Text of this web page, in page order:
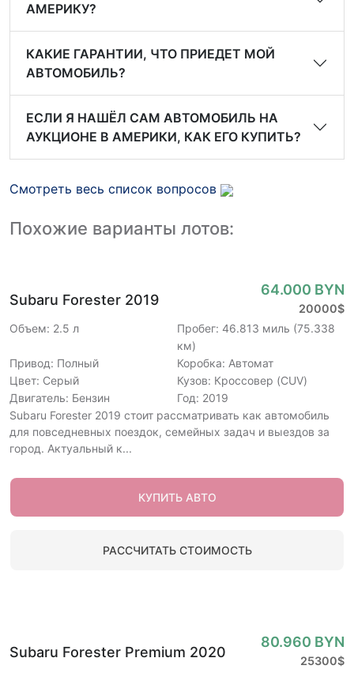
АМЕРИКУ?
КАКИЕ ГАРАНТИИ, ЧТО ПРИЕДЕТ МОЙ
АВТОМОБИЛЬ?
ЕСЛИ Я НАШЁЛ САМ АВТОМОБИЛЬ НА
АУКЦИОНЕ В АМЕРИКИ, КАК ЕГО КУПИТЬ?
Смотреть весь список вопросов
Похожие варианты лотов:
Subaru Forester 2019
64.000 BYN
20000$
Объем: 2.5 л
Пробег: 46.813 миль (75.338
км)
Привод: Полный
Коробка: Автомат
Цвет: Серый
Кузов: Кроссовер (CUV)
Двигатель: Бензин
Год: 2019
Subaru Forester 2019 стоит рассматривать как автомобиль
для повседневных поездок, семейных задач и выездов за
город. Актуальный к...
КУПИТЬ АВТО
РАССЧИТАТЬ СТОИМОСТЬ
Subaru Forester Premium 2020
80.960 BYN
25300$